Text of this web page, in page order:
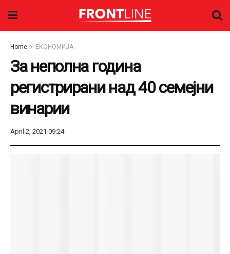
Home ЕКОНОМИЈА
За неполна година
регистрирани над 40 семејни
винарии
April 2, 2021 09:24